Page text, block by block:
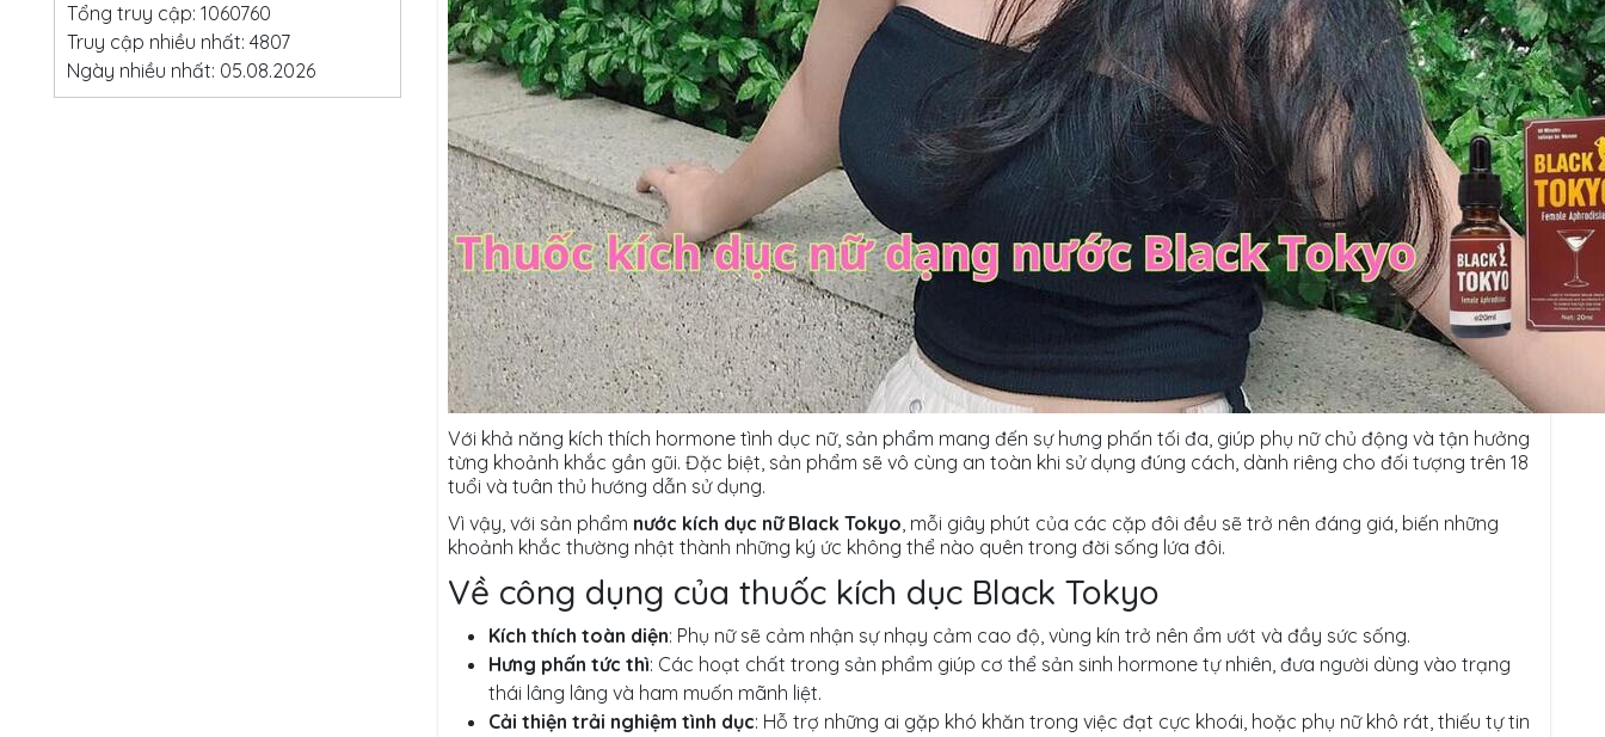
Với khả năng kích thích hormone tình dục nữ, sản phẩm mang đến sự hưng phấn tối đa, giúp phụ nữ chủ động và tận hưởng
từng khoảnh khắc gần gũi. Đặc biệt, sản phẩm sẽ vô cùng an toàn khi sử dụng đúng cách, dành riêng cho đối tượng trên 18
tuổi và tuân thủ hướng dẫn sử dụng.
Vì vậy, với sản phẩm nước kích dục nữ Black Tokyo , mỗi giây phút của các cặp đôi đều sẽ trở nên đáng giá, biến những
khoảnh khắc thường nhật thành những ký ức không thể nào quên trong đời sống lứa đôi.
Về công dụng của thuốc kích dục Black Tokyo
Kích thích toàn diện: Phụ nữ sẽ cảm nhận sự nhạy cảm cao độ, vùng kín trở nên ẩm ướt và đầy sức sống.
Hưng phấn tức thì: Các hoạt chất trong sản phẩm giúp cơ thể sản sinh hormone tự nhiên, đưa người dùng vào trạng
thái lâng lâng và ham muốn mãnh liệt.
Cải thiện trải nghiệm tình dục: Hỗ trợ những ai gặp khó khăn trong việc đạt cực khoái, hoặc phụ nữ khô rát, thiếu tự tin
Tổng truy cập: 1060760
Truy cập nhiều nhất: 4807
Ngày nhiều nhất: 05.08.2026